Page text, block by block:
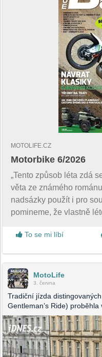
MOTOLIFE.CZ
Motorbike 6/2026
„Tento způsob léta zdá
věta ze známého
nadsázky použít i pro
pomineme, že vlastně
To se mi líbí
MotoLife
3. června
Tradiční jízda
Gentleman’s Ride)